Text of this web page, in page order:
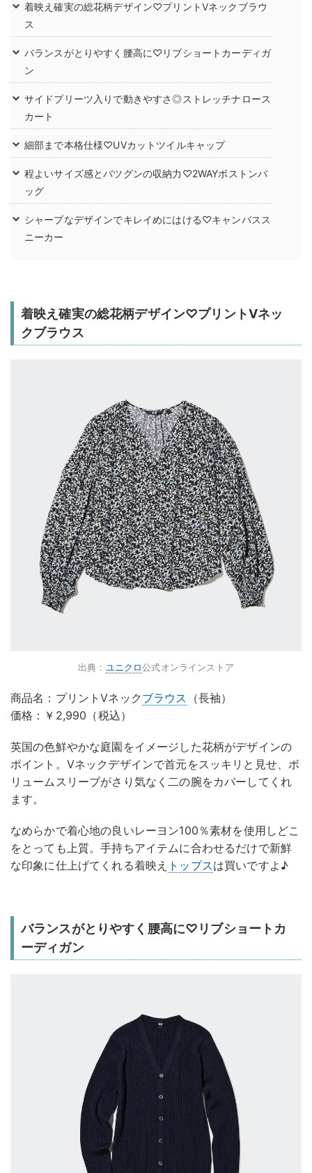
着映え確実の総花柄デザイン♡プリントVネックブラウ
ス
バランスがとりやすく腰高に♡リブショートカーディガ
ン
サイドプリーツ入りで動きやすさ◎ストレッチナロース
カート
細部まで本格仕様♡UVカットツイルキャップ
程よいサイズ感とバツグンの収納力♡2WAYボストンバ
ッグ
シャープなデザインでキレイめにはける♡キャンバスス
ニーカー
着映え確実の総花柄デザイン♡プリントVネッ
クブラウス
出典： ユニクロ公式オンラインストア
商品名：プリントVネック ブラウス
（長袖）
価格：￥2,990（税込）
英国の色鮮やかな庭園をイメージした花柄がデザインの
ポイント。Vネックデザインで首元をスッキリと見せ、ボ
リュームスリーブがさり気なく二の腕をカバーしてくれ
ます。
なめらかで着心地の良いレーヨン100％素材を使用しどこ
をとっても上質。手持ちアイテムに合わせるだけで新鮮
な印象に仕上げてくれる着映え トップスは買いですよ♪
バランスがとりやすく腰高に♡リブショートカ
ーディガン